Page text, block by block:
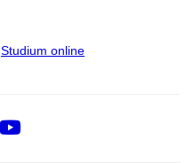
Studium online